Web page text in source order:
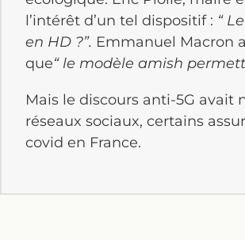
l’intérêt d’un tel dispositif : “
en HD ?”. Emmanuel Macron
que“ le modèle amish
Mais le discours anti-5G
réseaux sociaux, certains
covid en France.